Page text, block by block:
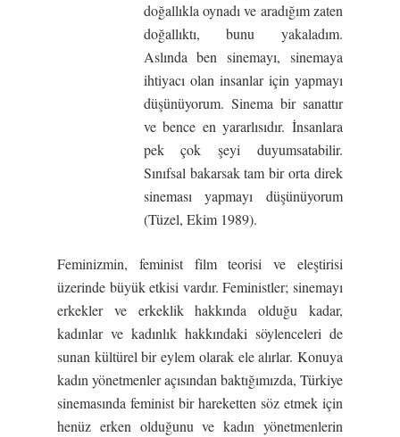
doğallıkla oynadı ve aradığım zaten
doğallıktı, bunu yakaladım.
Aslında ben sinemayı, sinemaya
ihtiyacı olan insanlar için yapmayı
düşünüyorum. Sinema bir sanattır
ve bence en yararlısıdır. İnsanlara
pek çok şeyi duyumsatabilir.
Sınıfsal bakarsak tam bir orta direk
sineması yapmayı düşünüyorum
(Tüzel, Ekim 1989).
Feminizmin, feminist film teorisi ve eleştirisi
üzerinde büyük etkisi vardır. Feministler; sinemayı
erkekler ve erkeklik hakkında olduğu kadar,
kadınlar ve kadınlık hakkındaki söylenceleri de
sunan kültürel bir eylem olarak ele alırlar. Konuya
kadın yönetmenler açısından baktığımızda, Türkiye
sinemasında feminist bir hareketten söz etmek için
henüz erken olduğunu ve kadın yönetmenlerin